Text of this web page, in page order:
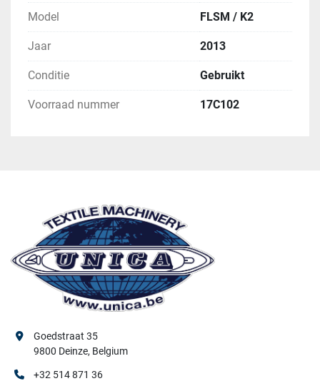
Model FLSM / K2
Jaar 2013
Conditie Gebruikt
Voorraad nummer 17C102
Goedstraat 35
9800 Deinze, Belgium
+32 514 871 36